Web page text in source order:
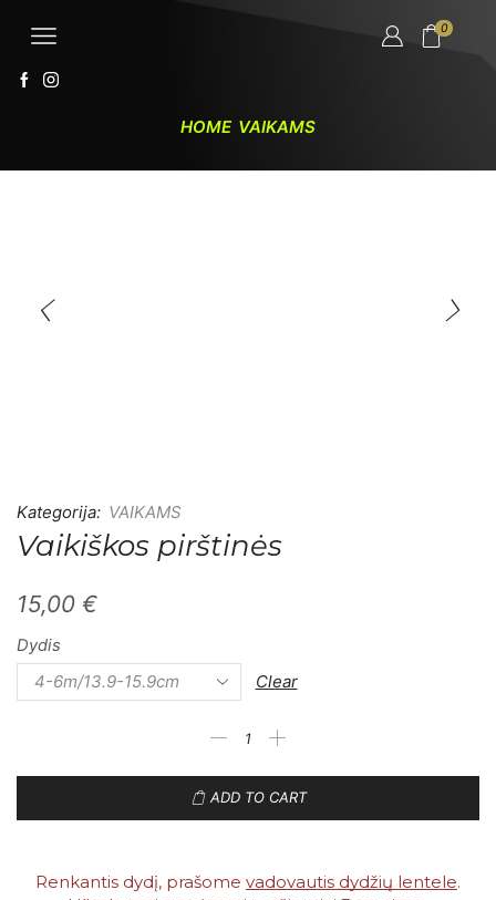
0
HOME VAIKAMS
Kategorija: VAIKAMS
Vaikiškos pirštinės
15,00 €
Dydis
Clear
ADD TO CART
Renkantis dydį, prašome vadovautis dydžių lentele.